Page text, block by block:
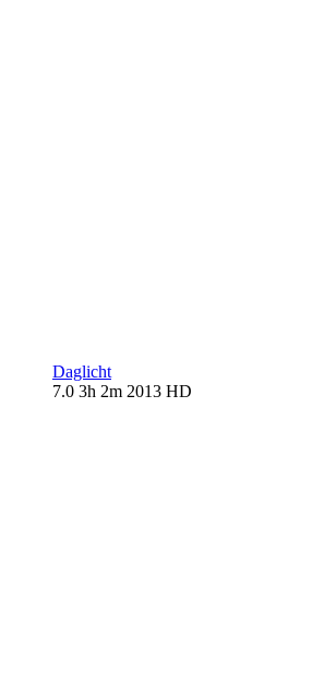
Daglicht
7.0 3h 2m 2013 HD